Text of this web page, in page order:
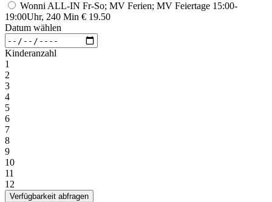
Wonni ALL-IN Fr-So; MV Ferien; MV Feiertage 15:00-
19:00Uhr, 240 Min € 19.50
Datum wählen
Kinderanzahl
1
2
3
4
5
6
7
8
9
10
11
12
Verfügbarkeit abfragen